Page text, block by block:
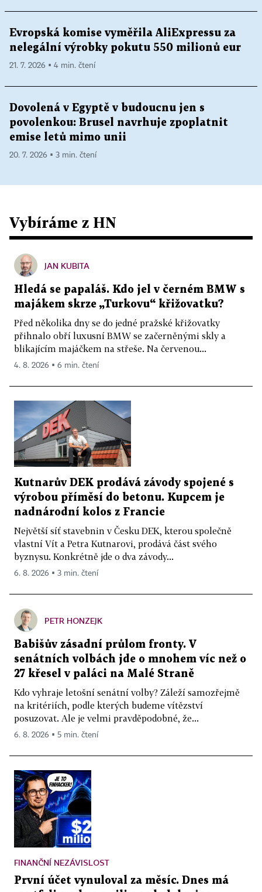
Evropská komise vyměřila AliExpressu za
nelegální výrobky pokutu 550 milionů eur
21. 7. 2026 ▪ 4 min. čtení
Dovolená v Egyptě v budoucnu jen s
povolenkou: Brusel navrhuje zpoplatnit
emise letů mimo unii
20. 7. 2026 ▪ 3 min. čtení
Vybíráme z HN
JAN KUBITA
Hledá se papaláš. Kdo jel v černém BMW s
majákem skrze „Turkovu“ křižovatku?
Před několika dny se do jedné pražské křižovatky
přihnalo obří luxusní BMW se začerněnými skly a
blikajícím majáčkem na střeše. Na červenou...
4. 8. 2026 ▪ 6 min. čtení
Kutnarův DEK prodává závody spojené s
výrobou příměsí do betonu. Kupcem je
nadnárodní kolos z Francie
Největší síť stavebnin v Česku DEK, kterou společně
vlastní Vít a Petra Kutnarovi, prodává část svého
byznysu. Konkrétně jde o dva závody...
6. 8. 2026 ▪ 3 min. čtení
PETR HONZEJK
Babišův zásadní průlom fronty. V
senátních volbách jde o mnohem víc než o
27 křesel v paláci na Malé Straně
Kdo vyhraje letošní senátní volby? Záleží samozřejmě
na kritériích, podle kterých budeme vítězství
posuzovat. Ale je velmi pravděpodobné, že...
6. 8. 2026 ▪ 5 min. čtení
FINANČNÍ NEZÁVISLOST
První účet vynuloval za měsíc. Dnes má